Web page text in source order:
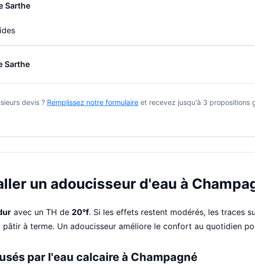
Sarthe
Sarthe
devis ? Remplissez notre formulaire et recevez jusqu'à 3 propositions
un adoucisseur d'eau à
avec un TH de 20°f. Si les effets restent modérés, les traces
à terme. Un adoucisseur améliore le confort au quotidien
par l'eau calcaire à Champagné